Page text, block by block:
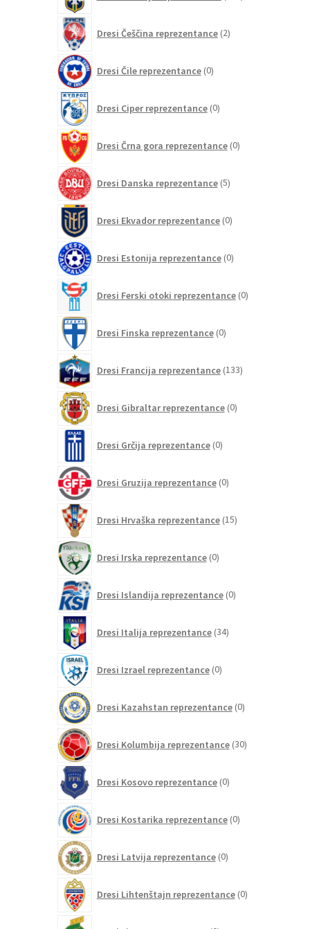
Dresi Češčina reprezentance 2izdelka
Dresi Čile reprezentance 0izdelkov
Dresi Ciper reprezentance 0izdelkov
Dresi Črna gora reprezentance 0izdelkov
Dresi Danska reprezentance 5izdelkov
Dresi Ekvador reprezentance 0izdelkov
Dresi Estonija reprezentance 0izdelkov
Dresi Ferski otoki reprezentance 0izdelkov
Dresi Finska reprezentance 0izdelkov
Dresi Francija reprezentance 133izdelkov
Dresi Gibraltar reprezentance 0izdelkov
Dresi Grčija reprezentance 0izdelkov
Dresi Gruzija reprezentance 0izdelkov
Dresi Hrvaška reprezentance 15izdelkov
Dresi Irska reprezentance 0izdelkov
Dresi Islandija reprezentance 0izdelkov
Dresi Italija reprezentance 34izdelkov
Dresi Izrael reprezentance 0izdelkov
Dresi Kazahstan reprezentance 0izdelkov
Dresi Kolumbija reprezentance 30izdelkov
Dresi Kosovo reprezentance 0izdelkov
Dresi Kostarika reprezentance 0izdelkov
Dresi Latvija reprezentance 0izdelkov
Dresi Lihtenštajn reprezentance 0izdelkov